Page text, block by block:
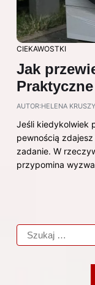
CIEKAWOSTKI
Jak
AUTOR:HELENA
Jeśli kiedykolwiek
pewnością
zadanie. W
przypomina